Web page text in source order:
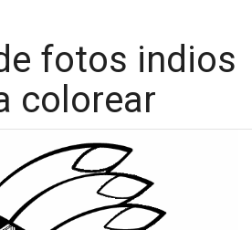
fotos indios
colorear